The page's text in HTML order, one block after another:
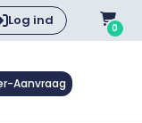
Log ind 0
Aanvraag